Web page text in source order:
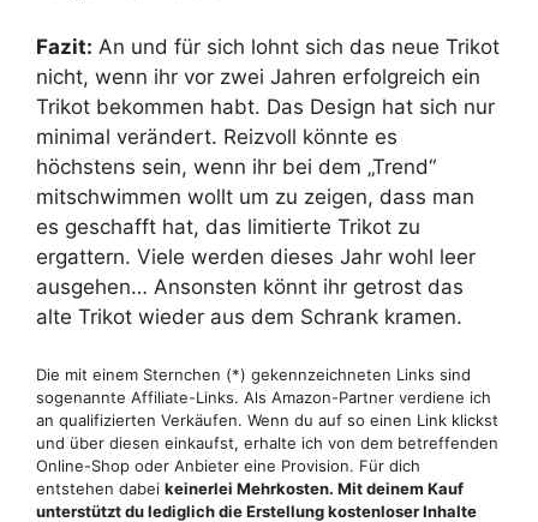
Fazit: An und für sich lohnt sich das neue Trikot
nicht, wenn ihr vor zwei Jahren erfolgreich ein
Trikot bekommen habt. Das Design hat sich nur
minimal verändert. Reizvoll könnte es
höchstens sein, wenn ihr bei dem „Trend“
mitschwimmen wollt um zu zeigen, dass man
es geschafft hat, das limitierte Trikot zu
ergattern. Viele werden dieses Jahr wohl leer
ausgehen… Ansonsten könnt ihr getrost das
alte Trikot wieder aus dem Schrank kramen.
Die mit einem Sternchen (*) gekennzeichneten Links sind
sogenannte Affiliate-Links. Als Amazon-Partner verdiene ich
an qualifizierten Verkäufen. Wenn du auf so einen Link klickst
und über diesen einkaufst, erhalte ich von dem betreffenden
Online-Shop oder Anbieter eine Provision. Für dich
entstehen dabei keinerlei Mehrkosten. Mit deinem Kauf
unterstützt du lediglich die Erstellung kostenloser Inhalte